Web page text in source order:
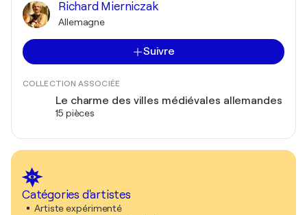
Richard Mierniczak
Allemagne
Suivre
COLLECTION ASSOCIÉE
Le charme des villes médiévales allemandes
15 pièces
Catégories d'artistes
Artiste expérimenté